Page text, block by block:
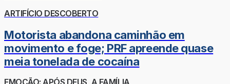
ARTIFÍCIO DESCOBERTO
Motorista abandona caminhão em
movimento e foge; PRF apreende quase
meia tonelada de cocaína